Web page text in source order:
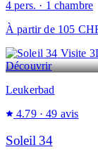
4 pers. · 1 chambre
À partir de105
Visite
Découvrir
Leukerbad
4.79 · 49 avis
Soleil 34